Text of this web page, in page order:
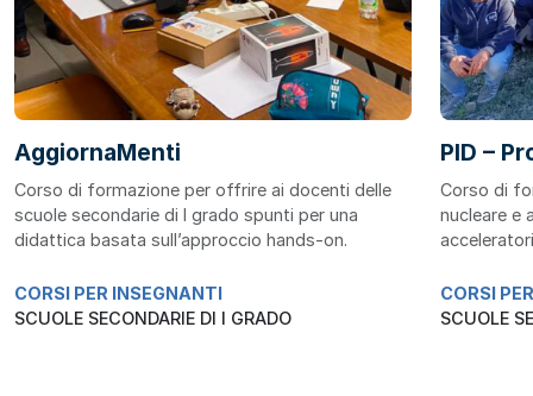
AggiornaMenti
Corso di formazione per offrire ai docenti delle
scuole secondarie di I grado spunti per una
didattica basata sull’approccio hands-on.
CORSI PER INSEGNANTI
SCUOLE SECONDARIE DI I GRADO
PID –
Corso di
nucleare e
CORSI
SCUOLE